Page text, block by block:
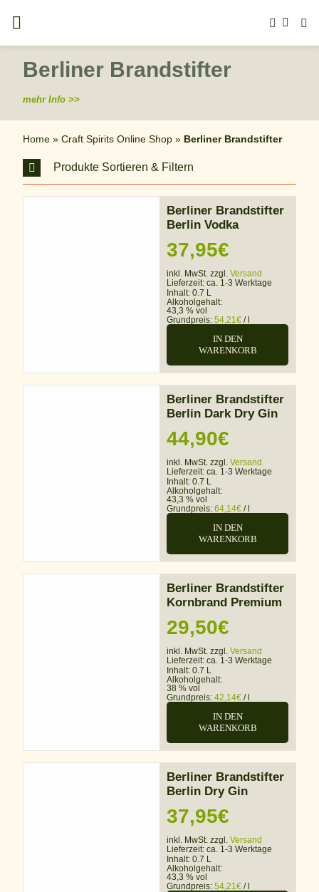
Inhalt
springen
Berliner Brandstifter
mehr Info >>
Home» Craft Spirits Online Shop» Berliner Brandstifter
Produkte Sortieren & Filtern
Berliner Brandstifter
Berlin Vodka
37,95€
inkl. MwSt. zzgl. Versand
Lieferzeit: ca. 1-3 Werktage
Inhalt: 0.7 L
Alkoholgehalt:
43,3 % vol
Grundpreis: 54,21€ /
IN DEN
WARENKORB
Berliner Brandstifter
Berlin Dark Dry Gin
44,90€
inkl. MwSt. zzgl. Versand
Lieferzeit: ca. 1-3 Werktage
Inhalt: 0.7 L
Alkoholgehalt:
43,3 % vol
Grundpreis: 64,14€ /
IN DEN
WARENKORB
Berliner Brandstifter
Kornbrand Premium
29,50€
inkl. MwSt. zzgl. Versand
Lieferzeit: ca. 1-3 Werktage
Inhalt: 0.7 L
Alkoholgehalt:
38 % vol
Grundpreis: 42,14€ /
IN DEN
WARENKORB
Berliner Brandstifter
Berlin Dry Gin
37,95€
inkl. MwSt. zzgl. Versand
Lieferzeit: ca. 1-3 Werktage
Inhalt: 0.7 L
Alkoholgehalt:
43,3 % vol
Grundpreis: 54,21€ /